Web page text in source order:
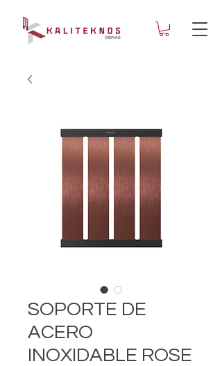
SOPORTE DE
ACERO
INOXIDABLE ROSE